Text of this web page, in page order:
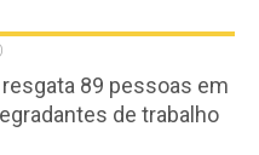
89 pessoas em
de trabalho